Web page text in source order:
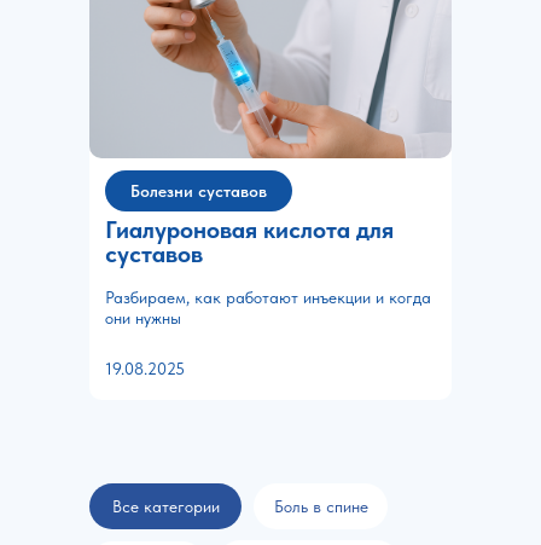
Гиалуроновая кислота для
суставов
Разбираем, как работают инъекции и когда
они нужны
19.08.2025
Болезни суставов
Боль в спине
Все категории